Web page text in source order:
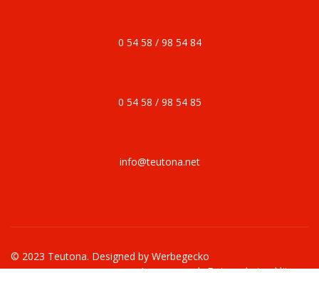
0 54 58 / 98 54 84
0 54 58 / 98 54 85
info@teutona.net
© 2023 Teutona. Designed by Werbegecko
Impressum|Datenschutzerklärung